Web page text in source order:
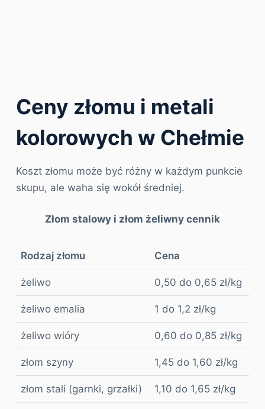
Ceny złomu i metali
kolorowych w Chełmie
Koszt złomu może być różny w każdym punkcie
skupu, ale waha się wokół średniej.
Złom stalowy i złom żeliwny cennik
Rodzaj złomu Cena
żeliwo 0,50 do 0,65 zł/kg
żeliwo emalia 1 do 1,2 zł/kg
żeliwo wióry 0,60 do 0,85 zł/kg
złom szyny 1,45 do 1,60 zł/kg
złom stali (garnki, grzałki) 1,10 do 1,65 zł/kg